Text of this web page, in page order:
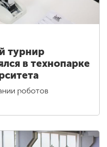
турнир
в технопарке
роботов